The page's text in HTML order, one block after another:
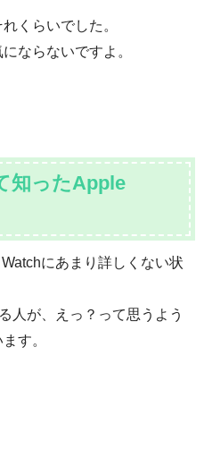
くらいでした。
ならないですよ。
知ったApple
にあまり詳しくない状
人が、えっ？って思うよう
す。